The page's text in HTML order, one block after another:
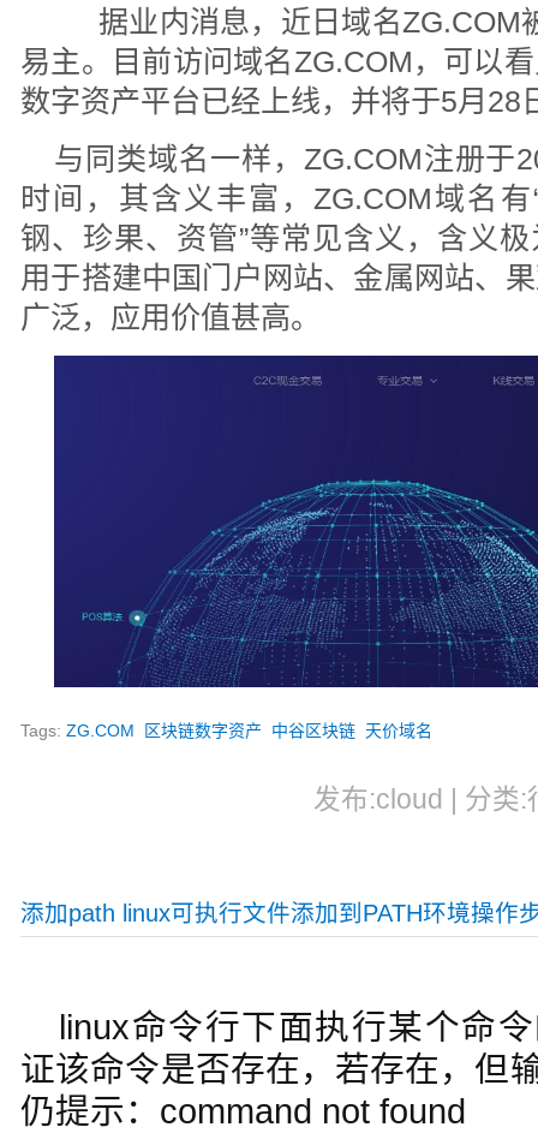
据业内消息，近日域名ZG.COM
易主。目前访问域名ZG.COM，可以
数字资产平台已经上线，并将于5月28
与同类域名一样，ZG.COM注册于
时间，其含义丰富，ZG.COM域名
钢、珍果、资管”等常见含义，含义
用于搭建中国门户网站、金属网站、
广泛，应用价值甚高。
Tags:ZG.COM 区块链数字资产 中谷区块链 天价域名
发布:cloud | 分类:
添加path linux可执行文件添加到PATH环境操作
linux命令行下面执行某个命
证该命令是否存在，若存在，但
仍提示：command not found